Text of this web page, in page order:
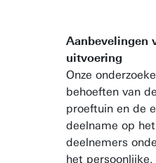
Aanbevelingen
uitvoering
Onze
behoeften van
proeftuin en de
deelname op
deelnemers
het